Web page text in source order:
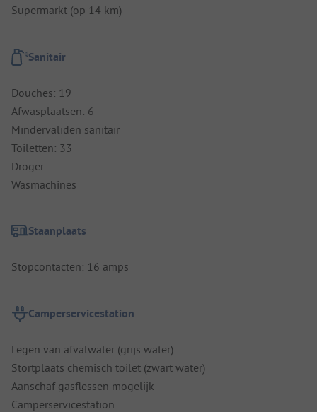
Supermarkt (op 14 km)
Sanitair
Douches: 19
Afwasplaatsen: 6
Mindervaliden sanitair
Toiletten: 33
Droger
Wasmachines
Staanplaats
Stopcontacten: 16 amps
Camperservicestation
Legen van afvalwater (grijs water)
Stortplaats chemisch toilet (zwart water)
Aanschaf gasflessen mogelijk
Camperservicestation